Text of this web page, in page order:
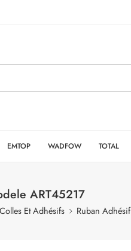
EMTOP WADFOW TOTAL
ART45217
Colles Et Adhésifs Ruban Adhésif